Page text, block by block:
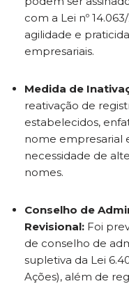
com a Lei nº
agilidade e
empresariais.
Medida de
reativação de
estabelecidos,
nome empresarial
necessidade de
nomes.
Conselho de
Revisional: Foi
de conselho de
supletiva da Lei
Ações), além de